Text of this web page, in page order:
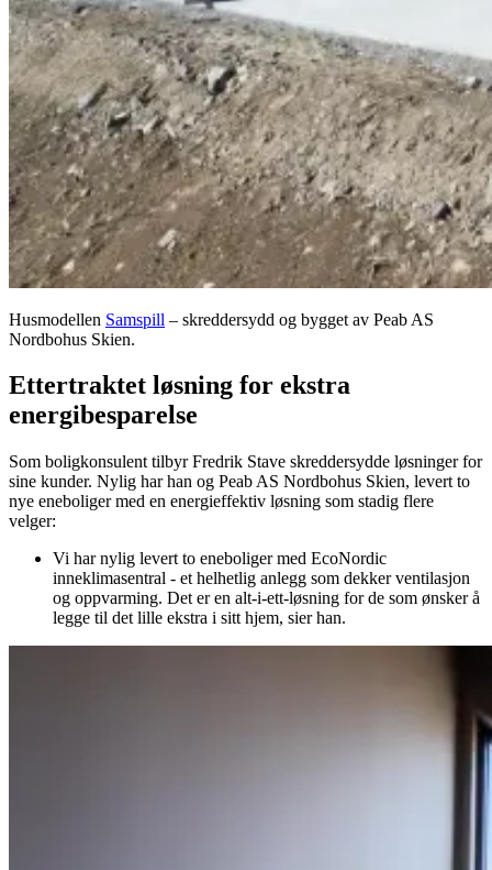
Husmodellen Samspill – skreddersydd og bygget av Peab AS
Nordbohus Skien.
Ettertraktet løsning for ekstra
energibesparelse
Som boligkonsulent tilbyr Fredrik Stave skreddersydde løsninger for
sine kunder. Nylig har han og Peab AS Nordbohus Skien, levert to
nye eneboliger med en energieffektiv løsning som stadig flere
velger:
Vi har nylig levert to eneboliger med EcoNordic
inneklimasentral - et helhetlig anlegg som dekker ventilasjon
og oppvarming. Det er en alt-i-ett-løsning for de som ønsker å
legge til det lille ekstra i sitt hjem, sier han.